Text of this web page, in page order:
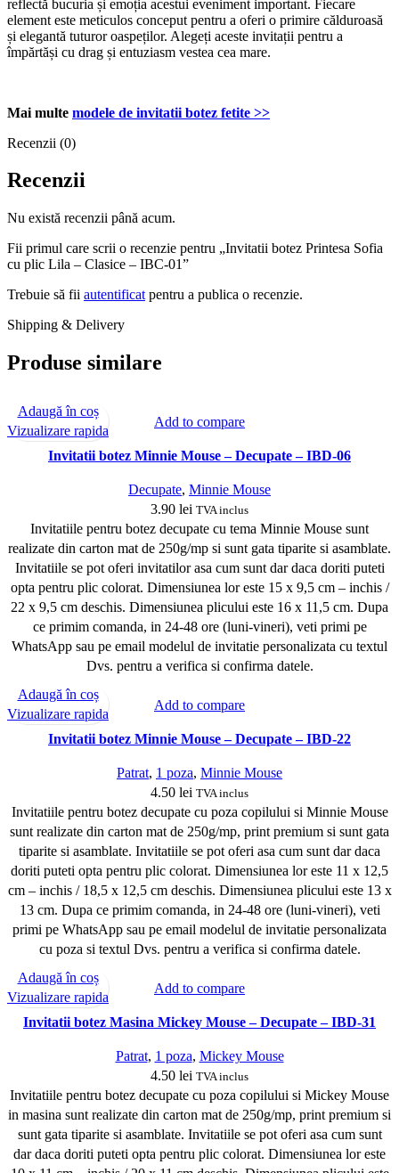
reflectă bucuria și emoția acestui eveniment important. Fiecare
element este meticulos conceput pentru a oferi o primire călduroasă
și elegantă tuturor oaspeților. Alegeți aceste invitații pentru a
împărtăși cu drag și entuziasm vestea cea mare.
Mai multe modele de invitatii botez fetite >>
Recenzii (0)
Recenzii
Nu există recenzii până acum.
Fii primul care scrii o recenzie pentru „Invitatii botez Printesa Sofia
cu plic Lila – Clasice – IBC-01”
Trebuie să fii autentificat pentru a publica o recenzie.
Shipping & Delivery
Produse similare
Add to compare
Invitatii botez Minnie Mouse – Decupate – IBD-06
Decupate, Minnie Mouse
3.90 lei TVA inclus
Invitatiile pentru botez decupate cu tema Minnie Mouse sunt
realizate din carton mat de 250g/mp si sunt gata tiparite si asamblate.
Invitatiile se pot oferi invitatilor asa cum sunt dar daca doriti puteti
opta pentru plic colorat. Dimensiunea lor este 15 x 9,5 cm – inchis /
22 x 9,5 cm deschis. Dimensiunea plicului este 16 x 11,5 cm. Dupa
ce primim comanda, in 24-48 ore (luni-vineri), veti primi pe
WhatsApp sau pe email modelul de invitatie personalizata cu textul
Dvs. pentru a verifica si confirma datele.
Adaugă în coș
Vizualizare rapida
Add to compare
Invitatii botez Minnie Mouse – Decupate – IBD-22
Patrat, 1 poza, Minnie Mouse
4.50 lei TVA inclus
Invitatiile pentru botez decupate cu poza copilului si Minnie Mouse
sunt realizate din carton mat de 250g/mp, print premium si sunt gata
tiparite si asamblate. Invitatiile se pot oferi asa cum sunt dar daca
doriti puteti opta pentru plic colorat. Dimensiunea lor este 11 x 12,5
cm – inchis / 18,5 x 12,5 cm deschis. Dimensiunea plicului este 13 x
13 cm. Dupa ce primim comanda, in 24-48 ore (luni-vineri), veti
primi pe WhatsApp sau pe email modelul de invitatie personalizata
cu poza si textul Dvs. pentru a verifica si confirma datele.
Adaugă în coș
Vizualizare rapida
Add to compare
Invitatii botez Masina Mickey Mouse – Decupate – IBD-31
Patrat, 1 poza, Mickey Mouse
4.50 lei TVA inclus
Invitatiile pentru botez decupate cu poza copilului si Mickey Mouse
in masina sunt realizate din carton mat de 250g/mp, print premium si
sunt gata tiparite si asamblate. Invitatiile se pot oferi asa cum sunt
dar daca doriti puteti opta pentru plic colorat. Dimensiunea lor este
Adaugă în coș
Vizualizare rapida